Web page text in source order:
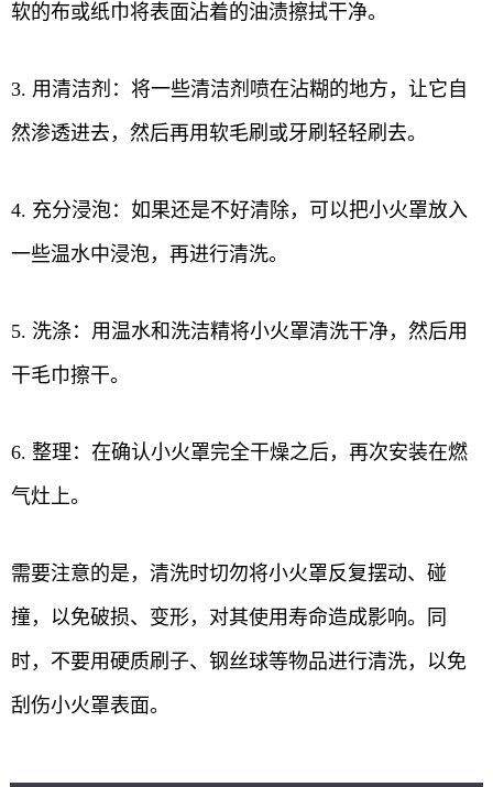
软的布或纸巾将表面沾着的油渍擦拭干净。
3. 用清洁剂：将一些清洁剂喷在沾糊的地方，让它自
然渗透进去，然后再用软毛刷或牙刷轻轻刷去。
4. 充分浸泡：如果还是不好清除，可以把小火罩放入
一些温水中浸泡，再进行清洗。
5. 洗涤：用温水和洗洁精将小火罩清洗干净，然后用
干毛巾擦干。
6. 整理：在确认小火罩完全干燥之后，再次安装在燃
气灶上。
需要注意的是，清洗时切勿将小火罩反复摆动、碰
撞，以免破损、变形，对其使用寿命造成影响。同
时，不要用硬质刷子、钢丝球等物品进行清洗，以免
刮伤小火罩表面。